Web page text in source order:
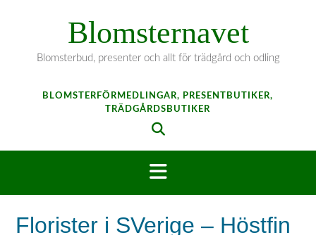
Blomsternavet
Blomsterbud, presenter och allt för trädgård och odling
BLOMSTERFÖRMEDLINGAR, PRESENTBUTIKER,
TRÄDGÅRDSBUTIKER
Florister i SVerige – Höstfin